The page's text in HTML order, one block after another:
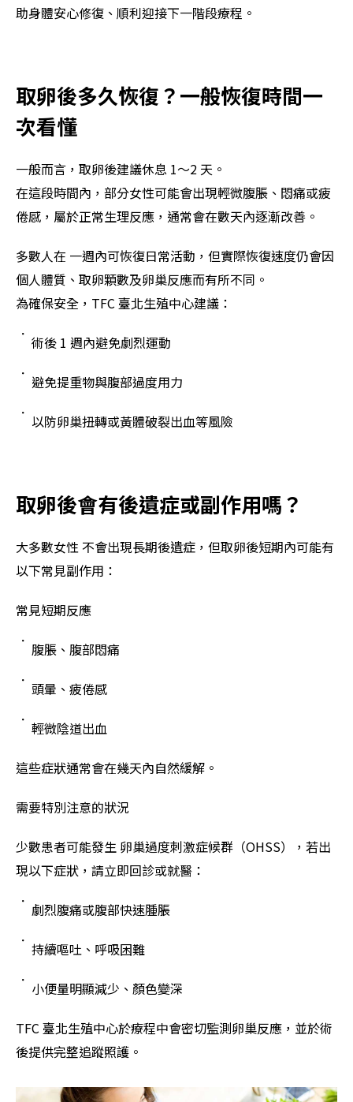
助身體安心修復、順利迎接下一階段療程。
取卵後多久恢復？一般恢復時間一
次看懂
一般而言，取卵後建議休息 1～2 天。
在這段時間內，部分女性可能會出現輕微腹脹、悶痛或疲
倦感，屬於正常生理反應，通常會在數天內逐漸改善。
多數人在 一週內可恢復日常活動，但實際恢復速度仍會因
個人體質、取卵顆數及卵巢反應而有所不同。
為確保安全，TFC 臺北生殖中心建議：
術後 1 週內避免劇烈運動
避免提重物與腹部過度用力
以防卵巢扭轉或黃體破裂出血等風險
取卵後會有後遺症或副作用嗎？
大多數女性 不會出現長期後遺症，但取卵後短期內可能有
以下常見副作用：
常見短期反應
腹脹、腹部悶痛
頭暈、疲倦感
輕微陰道出血
這些症狀通常會在幾天內自然緩解。
需要特別注意的狀況
少數患者可能發生 卵巢過度刺激症候群（OHSS），若出
現以下症狀，請立即回診或就醫：
劇烈腹痛或腹部快速腫脹
持續嘔吐、呼吸困難
小便量明顯減少、顏色變深
TFC 臺北生殖中心於療程中會密切監測卵巢反應，並於術
後提供完整追蹤照護。